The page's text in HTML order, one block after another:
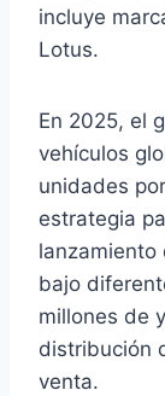
incluye
Lotus.
En 2025, el
vehículos
unidades
estrategia
lanzamiento
bajo
millones de
distribución
venta.